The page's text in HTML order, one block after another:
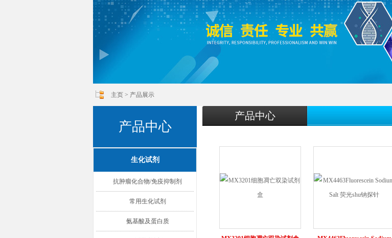
主页 > 产品展示
产品中心
生化试剂
抗肿瘤化合物/免疫抑制剂
常用生化试剂
氨基酸及蛋白质
产品中心